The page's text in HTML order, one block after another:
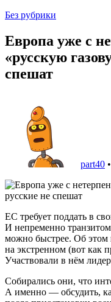
Без рубрики
Европа уже с
«русскую
спешат
part40 •
ЕС требует поддать в
И непременно
можно быстрее. Об этом
на экстренном (вот как
Участвовали в нём
Собирались они, что
А именно — обсудить,